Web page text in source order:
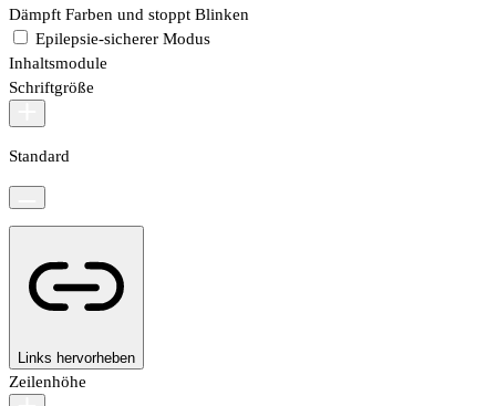
Dämpft Farben und stoppt Blinken
Epilepsie-sicherer Modus
Inhaltsmodule
Schriftgröße
Standard
Links hervorheben
Zeilenhöhe